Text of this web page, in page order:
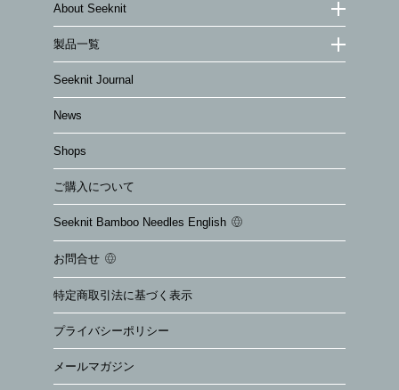
About Seeknit
製品一覧
Seeknit Journal
News
Shops
ご購入について
Seeknit Bamboo Needles English
お問合せ
特定商取引法に基づく表示
プライバシーポリシー
メールマガジン